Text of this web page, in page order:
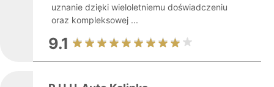
uznanie dzięki wieloletniemu doświadczeniu
oraz kompleksowej ...
9.1